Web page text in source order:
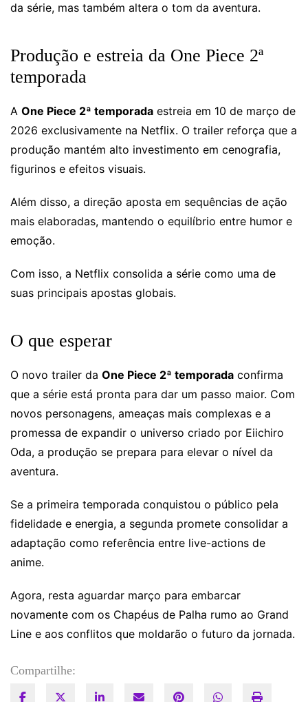
da série, mas também altera o tom da aventura.
Produção e estreia da One Piece 2ª
temporada
A One Piece 2ª temporada estreia em 10 de março de
2026 exclusivamente na Netflix. O trailer reforça que a
produção mantém alto investimento em cenografia,
figurinos e efeitos visuais.
Além disso, a direção aposta em sequências de ação
mais elaboradas, mantendo o equilíbrio entre humor e
emoção.
Com isso, a Netflix consolida a série como uma de
suas principais apostas globais.
O que esperar
O novo trailer da One Piece 2ª temporada confirma
que a série está pronta para dar um passo maior. Com
novos personagens, ameaças mais complexas e a
promessa de expandir o universo criado por Eiichiro
Oda, a produção se prepara para elevar o nível da
aventura.
Se a primeira temporada conquistou o público pela
fidelidade e energia, a segunda promete consolidar a
adaptação como referência entre live-actions de
anime.
Agora, resta aguardar março para embarcar
novamente com os Chapéus de Palha rumo ao Grand
Line e aos conflitos que moldarão o futuro da jornada.
Compartilhe: